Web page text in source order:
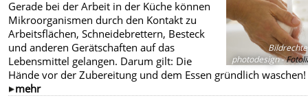
Bildrechte
photodesign -
Gerade bei der Arbeit in der Küche können
Mikroorganismen durch den Kontakt zu
Arbeitsflächen, Schneidebrettern, Besteck
und anderen Gerätschaften auf das
Lebensmittel gelangen. Darum gilt: Die
Hände vor der Zubereitung und dem Essen gründlich waschen!
mehr